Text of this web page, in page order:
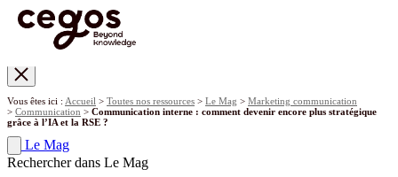
Vous êtes ici : Accueil > Toutes nos ressources > Le Mag > Marketing communication
> Communication > Communication interne : comment devenir encore plus stratégique
grâce à l’IA et la RSE ?
Le Mag
Rechercher dans Le Mag